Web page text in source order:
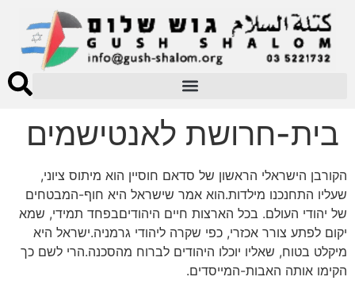
בית-חרושת לאנטישמים
הקורבן הישראלי הראשון של סדאם חוסיין הוא מיתוס ציוני,
שעליו התחנכנו מילדות.הוא אמר שישראל היא חוף-המבטחים
של יהודי העולם. בכל הארצות חיים היהודיםבפחד תמידי, שמא
יקום לפתע צורר אכזרי, כפי שקרה ליהודי גרמניה.ישראל היא
מיקלט בטוח, שאליו יוכלו היהודים לברוח מהסכנה.הרי לשם כך
הקימו אותה האבות-המייסדים.